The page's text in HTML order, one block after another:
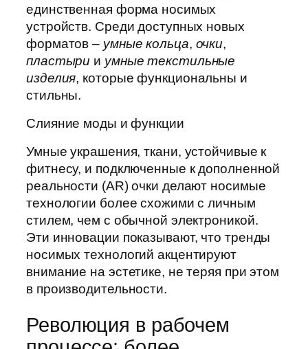
единственная форма носимых
устройств. Среди доступных новых
форматов – умные кольца, очки,
пластыри и умные текстильные
изделия, которые функциональны и
стильны.
Слияние моды и функции
Умные украшения, ткани, устойчивые к
фитнесу, и подключенные к дополненной
реальности (AR) очки делают носимые
технологии более схожими с личным
стилем, чем с обычной электроникой.
Эти инновации показывают, что тренды
носимых технологий акцентируют
внимание на эстетике, не теряя при этом
в производительности.
Революция в рабочем